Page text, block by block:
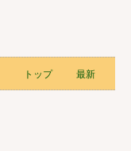
トップ 最新